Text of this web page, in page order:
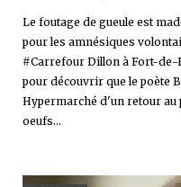
Le foutage de gueule est
pour les amnésiques
#Carrefour Dillon à Fort-de-
pour découvrir que le poète
Hypermarché d'un retour au
oeufs...